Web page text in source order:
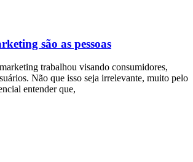
são as pessoas
trabalhou visando consumidores,
Não que isso seja irrelevante, muito pelo
entender que,